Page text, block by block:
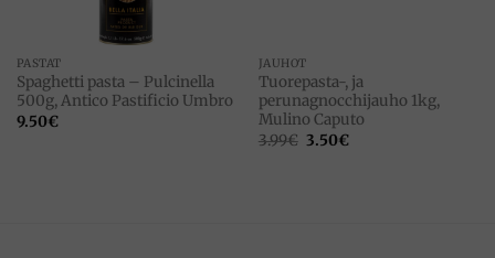
PASTAT
Spaghetti pasta – Pulcinella
500g, Antico Pastificio Umbro
9.50€
JAUHOT
Tuorepasta-, ja
perunagnocchijauho 1kg,
Mulino Caputo
3.99€ Alkuperäinen
3.50€Nykyinen